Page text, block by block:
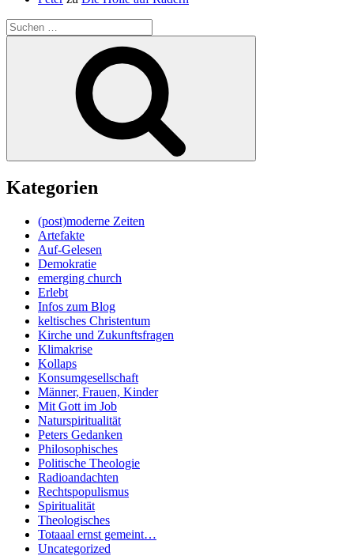
Suche
nach:
Kategorien
(post)moderne Zeiten
Artefakte
Auf-Gelesen
Demokratie
emerging church
Erlebt
Infos zum Blog
keltisches Christentum
Kirche und Zukunftsfragen
Klimakrise
Kollaps
Konsumgesellschaft
Männer, Frauen, Kinder
Mit Gott im Job
Naturspiritualität
Peters Gedanken
Philosophisches
Politische Theologie
Radioandachten
Rechtspopulismus
Spiritualität
Theologisches
Totaaal ernst gemeint…
Uncategorized